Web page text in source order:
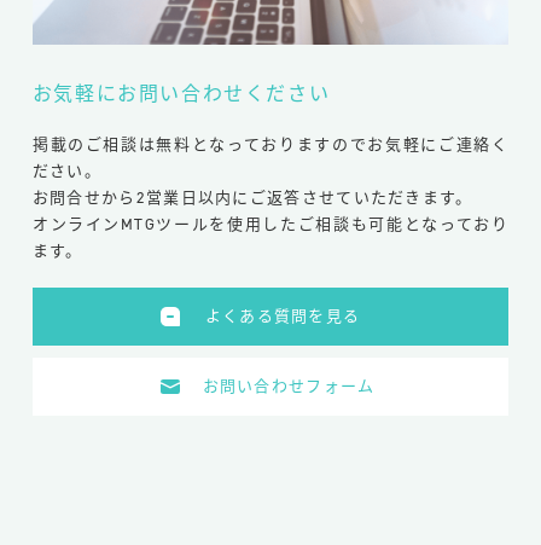
お気軽にお問い合わせください
掲載のご相談は無料となっておりますのでお気軽にご連絡く
ださい。
お問合せから2営業日以内にご返答させていただきます。
オンラインMTGツールを使用したご相談も可能となっており
ます。
よくある質問を見る
お問い合わせフォーム